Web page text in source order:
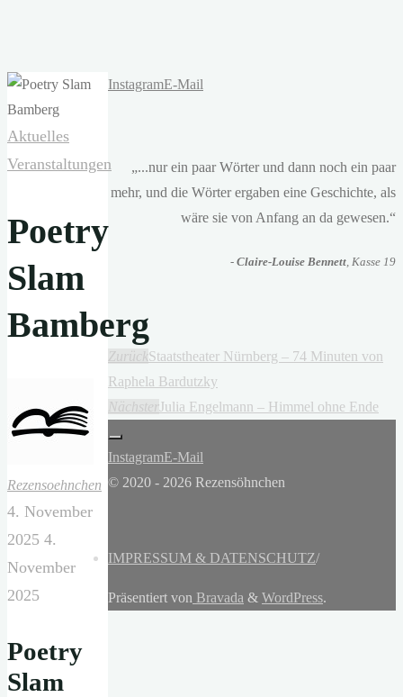
Aktuelles
Veranstaltungen
Poetry
Slam
Bamberg
Rezensoehnchen
4. November
2025 4.
November
2025
Poetry
Slam
InstagramE-Mail
„...nur ein paar Wörter und dann noch ein paar
mehr, und die Wörter ergaben eine Geschichte, als
wäre sie von Anfang an da gewesen.“
- Claire-Louise Bennett, Kasse 19
ZurückStaatstheater Nürnberg – 74 Minuten von
Raphela Bardutzky
NächsterJulia Engelmann – Himmel ohne Ende
InstagramE-Mail
© 2020 - 2026 Rezensöhnchen
IMPRESSUM & DATENSCHUTZ/
Präsentiert von Bravada & WordPress.